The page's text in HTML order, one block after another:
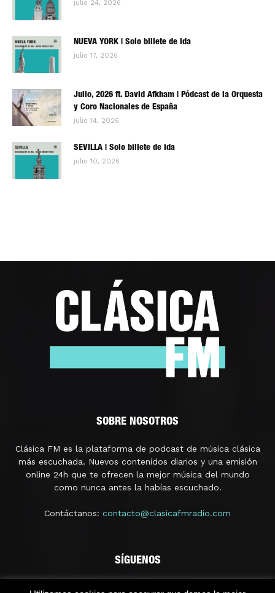
julio 24, 2026
NUEVA YORK | Solo billete de ida
julio 17, 2026
Julio, 2026 ft. David Afkham | Pódcast de la Orquesta
y Coro Nacionales de España
julio 14, 2026
SEVILLA | Solo billete de ida
julio 10, 2026
SOBRE NOSOTROS
Clásica FM es la plataforma de podcast de música clásica
más escuchada. Nuevos contenidos diarios y una emisión
online 24h que te ofrecen la mejor música del mundo
como nunca antes la habías escuchado.
Contáctanos: contacto@clasicafmradio.com
SÍGUENOS